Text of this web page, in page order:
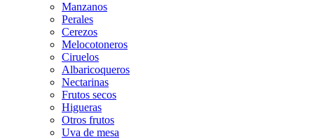
Manzanos
Perales
Cerezos
Melocotoneros
Ciruelos
Albaricoqueros
Nectarinas
Frutos secos
Higueras
Otros frutos
Uva de mesa